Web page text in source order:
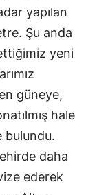
yapılan
Şu anda
yeni
güneye,
hale
bulundu.
daha
ederek